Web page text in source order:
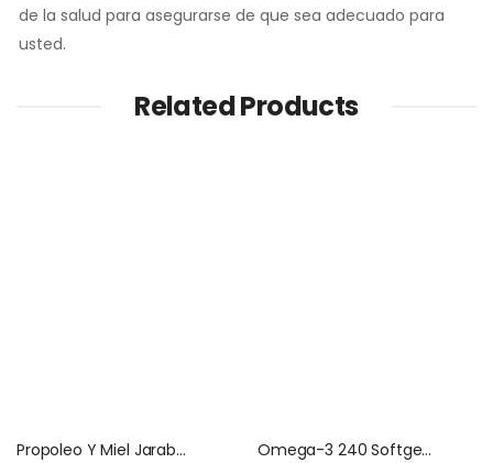
de la salud para asegurarse de que sea adecuado para
usted.
Related Products
Propoleo Y Miel Jarabe Fitosana Omega-3 240 Softgels Microingredients